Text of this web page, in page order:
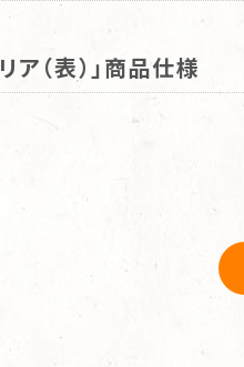
（表）」商品仕様